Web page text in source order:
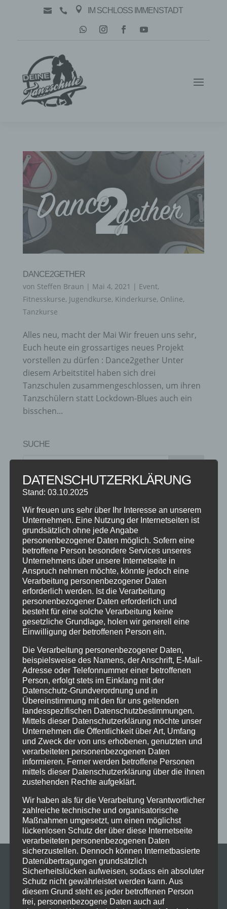
   IM SCHLOSS IMMENSTADT
DANCE2GETHER
von Steffen Braun | Mai 4, 2021 | Event,
Fitnesskurse, Jugendkurse, Kinderkurse, Online,
Tanzkurse
Alles neu, macht der Mai Wir freuen uns sehr,
Euch heute ein grossartiges neues Projekt
vorstellen zu dürfen : Dance2gether Unter
diesem Arbeitstitel haben sich drei
Tanzschulen zusammengeschlossen, um ihren
Tanzschülern statt Lockdown-Blues auch ein
bisschen...
SUCHE
NEUESTE BEITRÄGE
SCHNUPPERTAG 2026
Abschlussball 2026
WEIHNACHTSFERIEN
KATEGORIEN
Kategorien
SCHLAGWÖRTER
2023 2024 Allgäu Anfängerkurs
Boogie
Charity
cool Corona Coronavirus
Dance
dancing
Deine Tanzschule Einsteigerkurs
Event
Ferien
Ferienprogramm Fitness
Fitnessprogramm
Fortgeschrittene
Gesellschaftstanz
Immenstadt
im Schloss
Jive Jugendliche online
Paartanz
Schaut hin!
Schloss Immenstadt
Silvester
Sommerferien
Streetdance tanzen
Tanzen lernen
Tanzkurs
Tanzpause Tanzschule
Tanzschulfamilie
Workout
Workshop tanzen
Zumba Zumba Kurs Übungsabend
DATENSCHUTZERKLÄRUNG
Stand: 03.10.2025
Wir freuen uns sehr über Ihr Interesse an unserem
Unternehmen. Eine Nutzung der Internetseiten ist
grundsätzlich ohne jede Angabe
personenbezogener Daten möglich. Sofern eine
betroffene Person besondere Services unseres
Unternehmens über unsere Internetseite in
Anspruch nehmen möchte, könnte jedoch eine
Verarbeitung personenbezogener Daten
erforderlich werden. Ist die Verarbeitung
personenbezogener Daten erforderlich und
besteht für eine solche Verarbeitung keine
gesetzliche Grundlage, holen wir generell eine
Einwilligung der betroffenen Person ein.
Die Verarbeitung personenbezogener Daten,
beispielsweise des Namens, der Anschrift, E-Mail-
Adresse oder Telefonnummer einer betroffenen
Person, erfolgt stets im Einklang mit der
Datenschutz-Grundverordnung und in
Übereinstimmung mit den für uns geltenden
landesspezifischen Datenschutzbestimmungen.
Mittels dieser Datenschutzerklärung möchte unser
Unternehmen die Öffentlichkeit über Art, Umfang
und Zweck der von uns erhobenen, genutzten und
verarbeiteten personenbezogenen Daten
informieren. Ferner werden betroffene Personen
mittels dieser Datenschutzerklärung über die ihnen
zustehenden Rechte aufgeklärt.
Wir haben als für die Verarbeitung Verantwortlicher
zahlreiche technische und organisatorische
Maßnahmen umgesetzt, um einen möglichst
lückenlosen Schutz der über diese Internetseite
verarbeiteten personenbezogenen Daten
sicherzustellen. Dennoch können Internetbasierte
Datenübertragungen grundsätzlich
Sicherheitslücken aufweisen, sodass ein absoluter
Schutz nicht gewährleistet werden kann. Aus
diesem Grund steht es jeder betroffenen Person
frei, personenbezogene Daten auch auf